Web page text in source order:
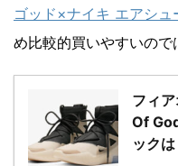
ゴッド×ナイキ エアシュ
め比較的買いやすいので
フィ
Of
ックは